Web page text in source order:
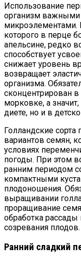
Использование
организм
микроэлементами.
которого в перце
апельсине, редко
способствует
снижает уровень
возвращает
организма.
сконцентрирован
морковке, а
диете, но и в
Голландские
вариантов семян,
условиях
погоды. При этом
ранним периодом
компактными
плодоношения.
выращивании
проращивание
обработка
созревания плодов.
Ранний сладкий